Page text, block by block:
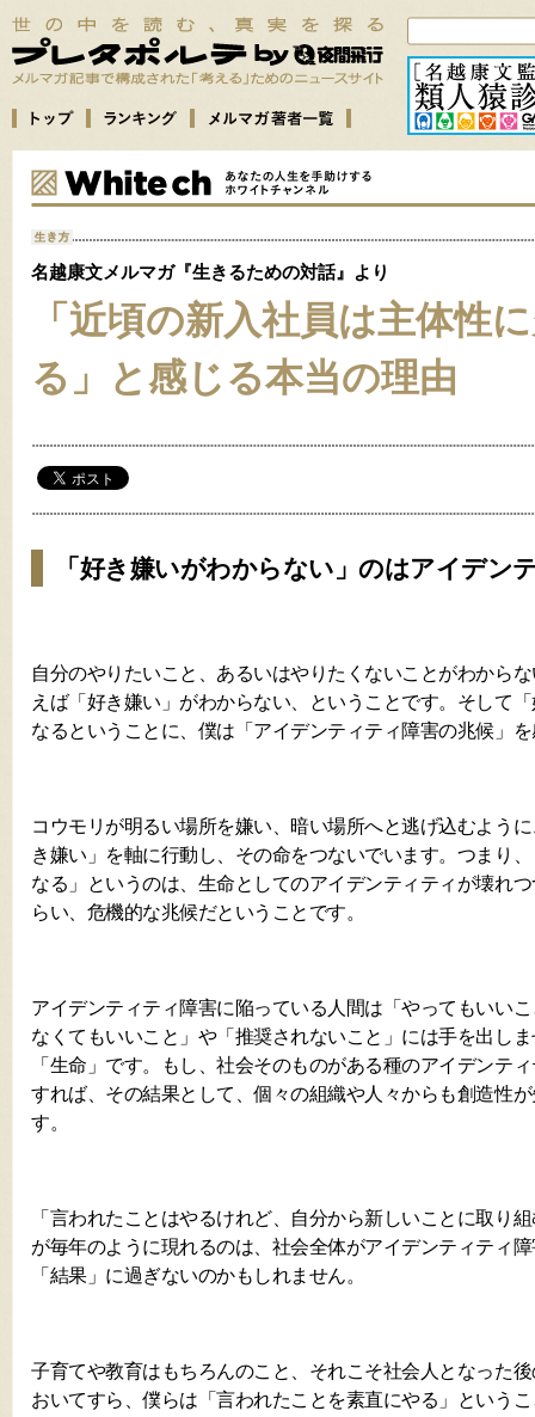
名越康文メルマガ『生きるための対話』より
「近頃の新入社員は主体性
る」と感じる本当の理由
「好き嫌いがわからない」のはアイデン
自分のやりたいこと、あるいはやりたくないことがわから
えば「好き嫌い」がわからない、ということです。そして
なるということに、僕は「アイデンティティ障害の兆候」
コウモリが明るい場所を嫌い、暗い場所へと逃げ込むよう
き嫌い」を軸に行動し、その命をつないでいます。つまり
なる」というのは、生命としてのアイデンティティが壊れ
らい、危機的な兆候だということです。
アイデンティティ障害に陥っている人間は「やってもいい
なくてもいいこと」や「推奨されないこと」には手を出し
「生命」です。もし、社会そのものがある種のアイデンテ
すれば、その結果として、個々の組織や人々からも創造性
す。
「言われたことはやるけれど、自分から新しいことに取り
が毎年のように現れるのは、社会全体がアイデンティティ
「結果」に過ぎないのかもしれません。
子育てや教育はもちろんのこと、それこそ社会人となった
おいてすら、僕らは「言われたことを素直にやる」という